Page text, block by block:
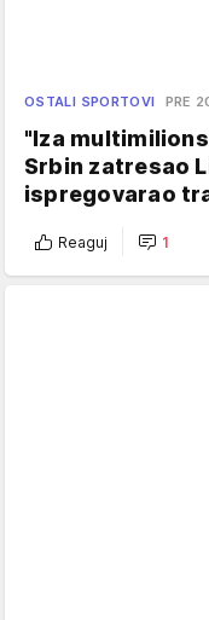
OSTALI SPORTOVI PRE
"Iza
Srbin zatresao
ispregovarao
Reaguj 1